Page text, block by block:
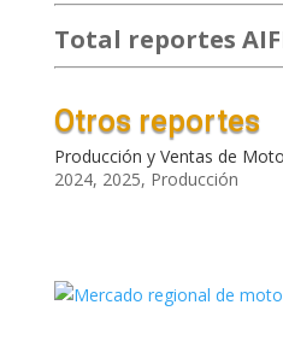
Total reportes
Otros reportes
Producción y Ventas de
2024, 2025, Producción